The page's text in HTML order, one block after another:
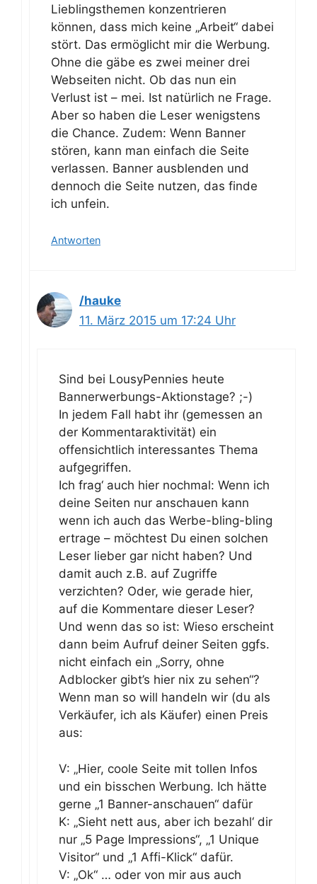
Lieblingsthemen konzentrieren
können, dass mich keine „Arbeit“ dabei
stört. Das ermöglicht mir die Werbung.
Ohne die gäbe es zwei meiner drei
Webseiten nicht. Ob das nun ein
Verlust ist – mei. Ist natürlich ne Frage.
Aber so haben die Leser wenigstens
die Chance. Zudem: Wenn Banner
stören, kann man einfach die Seite
verlassen. Banner ausblenden und
dennoch die Seite nutzen, das finde
ich unfein.
Antworten
/hauke
11. März 2015 um 17:24 Uhr
Sind bei LousyPennies heute
Bannerwerbungs-Aktionstage? ;-)
In jedem Fall habt ihr (gemessen an
der Kommentaraktivität) ein
offensichtlich interessantes Thema
aufgegriffen.
Ich frag‘ auch hier nochmal: Wenn ich
deine Seiten nur anschauen kann
wenn ich auch das Werbe-bling-bling
ertrage – möchtest Du einen solchen
Leser lieber gar nicht haben? Und
damit auch z.B. auf Zugriffe
verzichten? Oder, wie gerade hier,
auf die Kommentare dieser Leser?
Und wenn das so ist: Wieso erscheint
dann beim Aufruf deiner Seiten ggfs.
nicht einfach ein „Sorry, ohne
Adblocker gibt’s hier nix zu sehen“?
Wenn man so will handeln wir (du als
Verkäufer, ich als Käufer) einen Preis
aus:
V: „Hier, coole Seite mit tollen Infos
und ein bisschen Werbung. Ich hätte
gerne „1 Banner-anschauen“ dafür
K: „Sieht nett aus, aber ich bezahl‘ dir
nur „5 Page Impressions“, „1 Unique
Visitor“ und „1 Affi-Klick“ dafür.
V: „Ok“ … oder von mir aus auch